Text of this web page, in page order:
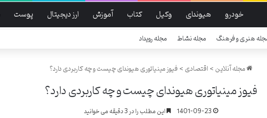
خودرو هیوندای وکیل کتاب آموزش ارز دیجیتال پوست
هنری و فرهنگ مجله نشاط مجله رویداد
مجله آنلاین>اقتصادی>فیوز مینیاتوری هیوندای چیست و چه کاربردی دارد؟
فیوز مینیاتوری هیوندای چیست و چه کاربردی دارد؟
1401-09-23 این مطلب را در 3 دقیقه می خوانید